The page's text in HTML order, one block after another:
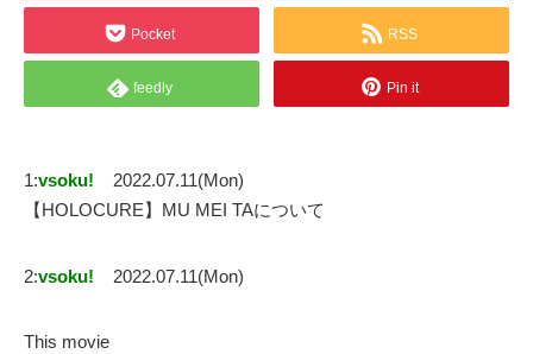
Pocket RSS
feedly Pin it
1:vsoku!
2022.07.11(Mon)
【HOLOCURE】MU MEI TAについて
2:vsoku! 2022.07.11(Mon)
This movie